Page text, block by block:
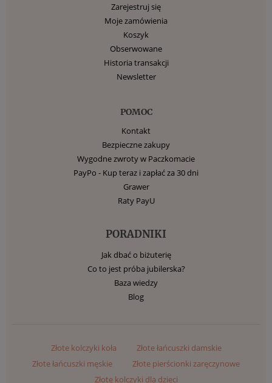
Zarejestruj się
Moje zamówienia
Koszyk
Obserwowane
Historia transakcji
Newsletter
POMOC
Kontakt
Bezpieczne zakupy
Wygodne zwroty w Paczkomacie
PayPo - Kup teraz i zapłać za 30 dni
Grawer
Raty PayU
PORADNIKI
Jak dbać o biżuterię
Co to jest próba jubilerska?
Baza wiedzy
Blog
Złote kolczyki koła
Złote łańcuszki damskie
Złote łańcuszki męskie
Złote pierścionki zaręczynowe
Złote kolczyki dla dzieci